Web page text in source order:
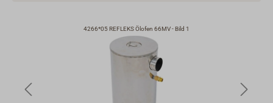
4266*05 REFLEKS Ölofen 66MV - Bild 1